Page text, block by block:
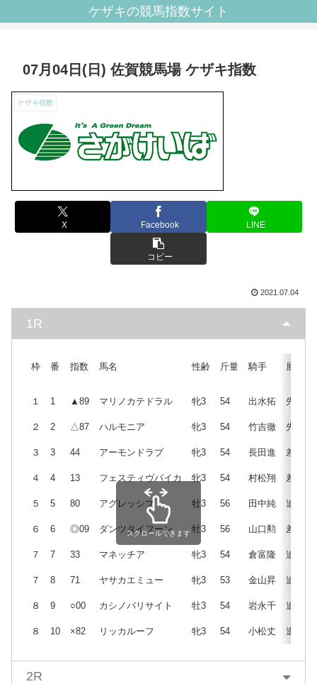
ケザキの競馬指数サイト
07月04日(日) 佐賀競馬場 ケザキ指数
ケザキ指数
X Facebook LINE
コピー
2021.07.04
1R
枠 番 指数 馬名 性齢 斤量 騎手 展開
１ 1 ▲89 マリノカテドラル 牝3 54 出水拓 先
２ 2 △87 ハルモニア 牝3 54 竹吉徹 先
３ 3 44 アーモンドラブ 牝3 54 長田進 差
４ 4 13 フェスティヴパイカ 牝3 54 村松翔 差
５ 5 80 アグレッシブ 牡3 56 田中純 追
６ 6 ◎09 ダンツタイフーン 牡3 56 山口勲 差
７ 7 33 マネッチア 牝3 54 倉富隆 追
７ 8 71 ヤサカエミュー 牝3 53 金山昇 追
８ 9 ○00 カシノバリサイト 牡3 54 岩永千 追
８ 10 ×82 リッカルーフ 牝3 54 小松丈 逃
スクロールできます
2R